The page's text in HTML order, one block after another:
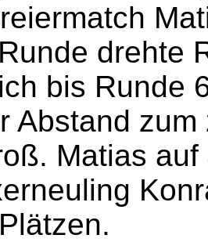
drehte
bis Runde
Abstand
Matias